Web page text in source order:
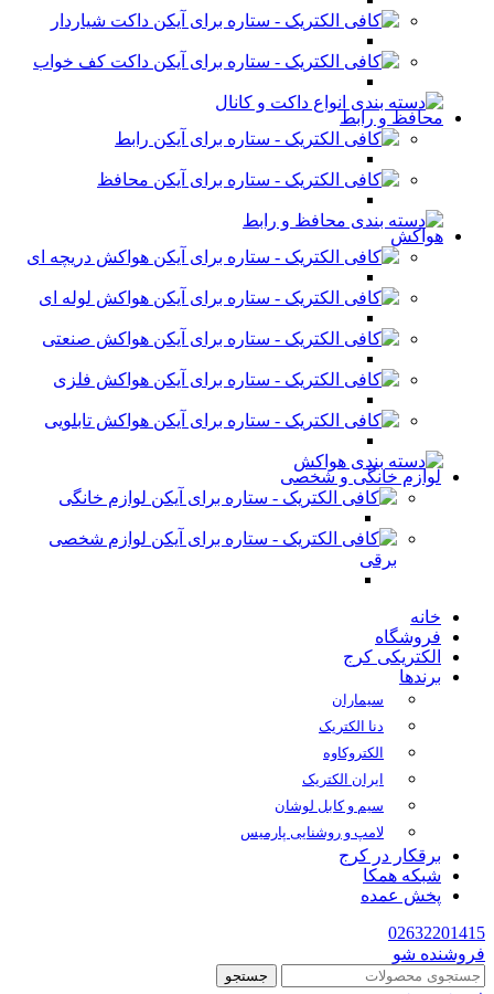
داکت شیاردار
داکت کف خواب
محافظ و رابط
رابط
محافظ
هواکش
هواکش دریچه ای
هواکش لوله ای
هواکش صنعتی
هواکش فلزی
هواکش تابلویی
لوازم خانگی و شخصی
لوازم خانگی
لوازم شخصی
برقی
خانه
فروشگاه
الکتریکی کرج
برندها
سیماران
دنا الکتریک
الکتروکاوه
ایران الکتریک
سیم و کابل لوشان
لامپ و روشنایی پارمیس
برقکار در کرج
شبکه همکا
پخش عمده
02632201415
فروشنده شو
جستجو